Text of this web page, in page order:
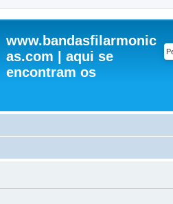
www.bandasfilarmonic
as.com | aqui se
encontram os